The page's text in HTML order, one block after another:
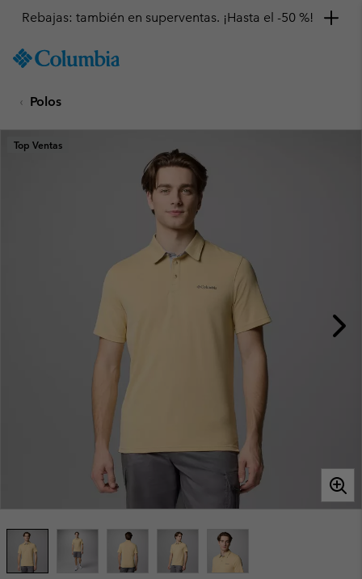
TO
SKIP
MAIN
NAV
Rebajas: también en superventas. ¡Hasta el -50 %!
Polos
Top Ventas